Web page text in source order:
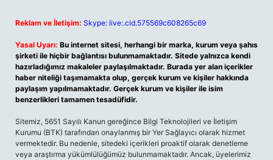
Reklam ve İletişim: Skype: live:.cid.575569c608265c69
Yasal Uyarı: Bu internet sitesi, herhangi bir marka, kurum veya şahıs
şirketi ile hiçbir bağlantısı bulunmamaktadır. Sitede yalnızca kendi
hazırladığımız makaleler paylaşılmaktadır. Burada yer alan içerikler
haber niteliği taşımamakta olup, gerçek kurum ve kişiler hakkında
paylaşım yapılmamaktadır. Gerçek kurum ve kişiler ile isim
benzerlikleri tamamen tesadüfidir.
Sitemiz, 5651 Sayılı Kanun gereğince Bilgi Teknolojileri ve İletişim
Kurumu (BTK) tarafından onaylanmış bir Yer Sağlayıcı olarak hizmet
vermektedir. Bu nedenle, sitedeki içerikleri proaktif olarak denetleme
veya araştırma yükümlülüğümüz bulunmamaktadır. Ancak, üyelerimiz